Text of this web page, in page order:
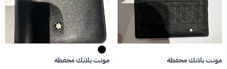
مونت بلانك محفظة مونت بلانك محفظة